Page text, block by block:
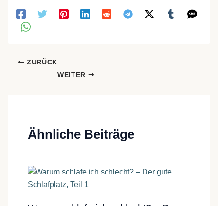
ZURÜCK
WEITER
Ähnliche Beiträge